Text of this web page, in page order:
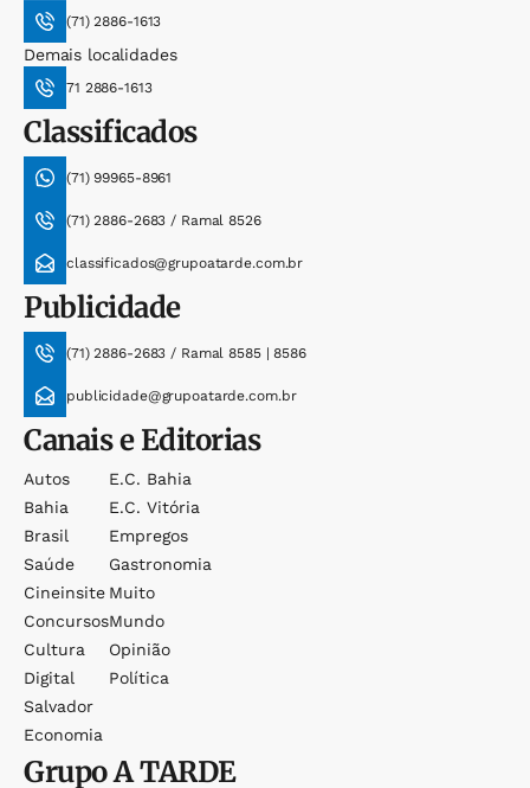
(71) 2886-1613
Demais localidades
71 2886-1613
Classificados
(71) 99965-8961
(71) 2886-2683 / Ramal 8526
classificados@grupoatarde.com.br
Publicidade
(71) 2886-2683 / Ramal 8585 | 8586
publicidade@grupoatarde.com.br
Canais e Editorias
Autos
Bahia
Brasil
Saúde
Cineinsite
Concursos
Cultura
Digital
Salvador
Economia
E.c. Bahia
E.c. Vitória
Empregos
Gastronomia
Muito
Mundo
Opinião
Política
GrupoA TARDE